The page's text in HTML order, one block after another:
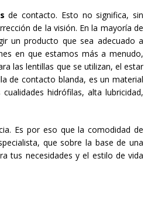
de contacto. Esto no significa, sin
de la visión. En la mayoría de
un producto que sea adecuado a
en que estamos más a menudo,
las lentillas que se utilizan, el estar
de contacto blanda, es un material
hidrófilas, alta lubricidad,
Es por eso que la comodidad de
que sobre la base de una
tus necesidades y el estilo de vida